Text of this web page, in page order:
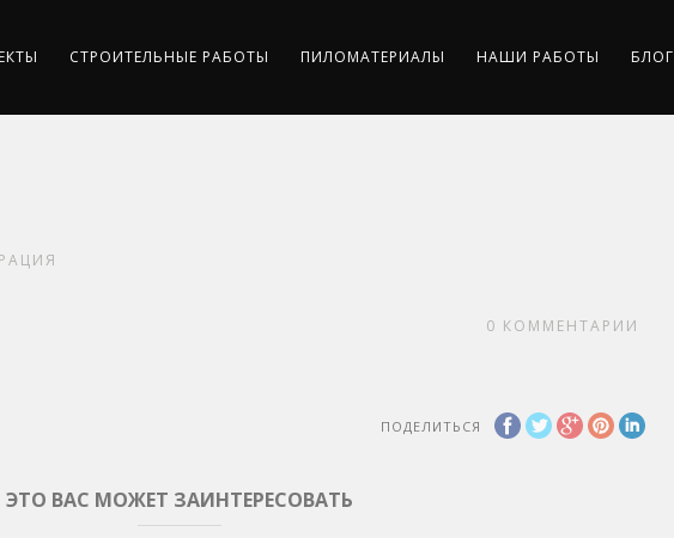
СТРОИТЕЛЬНЫЕ РАБОТЫ ПИЛОМАТЕРИАЛЫ НАШИ РАБОТЫ БЛОГ
0 КОММЕНТАРИИ
ПОДЕЛИТЬСЯ
ЭТО ВАС МОЖЕТ ЗАИНТЕРЕСОВАТЬ